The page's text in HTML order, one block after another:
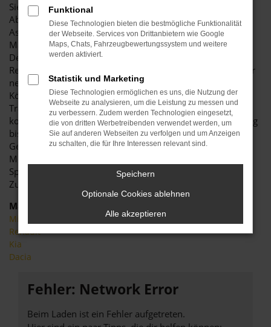
Sie wünschen sich ein Spitzenfahrzeug ohne Wenn und
Aber? Volle Motorenleistung? Ultramoderne
Assistenzsysteme, die Ihr Fahren sicherer machen?
Maximalen Komfort und ein ansprechendes, innovatives
Design? In diesem Fall spricht alles für den Kauf eines
Renault Clio Neuwagens. Mit einem fabrikfrischen Auto der
neuesten Modellgeneration fahren Sie garantiert in der
Königsklasse. Noch dazu haben Sie die Möglichkeit, Ihren
Traumwagen nach Ihren individuellen Wünschen zu
konfigurieren – von der Motorisierung über die Ausstattung
bis hin zur Lackierung. Besuchen Sie uns im Autohaus
Gerich und erfüllen Sie sich Ihren ureigenen
Mobilitätstraum. Wir sind echte Renault Clio Neuwagen-
Spezialisten – und beraten Sie gerne bei der
Zusammenstellung Ihres maßgeschneiderten Fahrzeugs.
Marken
Mitsubishi
Renault
Kia
Dacia
Fehler: Network Error
Beim Laden ist ein Fehler aufgetreten.
Funktional
Diese Technologien bieten die bestmögliche Funktionalität
der Webseite. Services von Drittanbietern wie Google
Maps, Chats, Fahrzeugbewertungssystem und weitere
werden aktiviert.
Statistik und Marketing
Diese Technologien ermöglichen es uns, die Nutzung der
Webseite zu analysieren, um die Leistung zu messen und
zu verbessern. Zudem werden Technologien eingesetzt,
die von dritten Werbetreibenden verwendet werden, um
Sie auf anderen Webseiten zu verfolgen und um Anzeigen
zu schalten, die für Ihre Interessen relevant sind.
Speichern
Optionale Cookies ablehnen
Alle akzeptieren